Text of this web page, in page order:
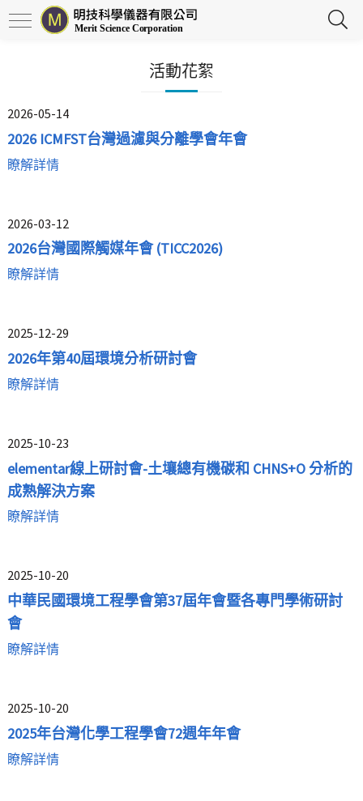
活動花絮
2026-05-14
2026 ICMFST台灣過濾與分離學會年會
瞭解詳情
2026-03-12
2026台灣國際觸媒年會 (TICC2026)
瞭解詳情
2025-12-29
2026年第40屆環境分析研討會
瞭解詳情
2025-10-23
elementar線上研討會-土壤總有機碳和 CHNS+O 分析的
成熟解決方案
瞭解詳情
2025-10-20
中華民國環境工程學會第37屆年會暨各專門學術研討
會
瞭解詳情
2025-10-20
2025年台灣化學工程學會72週年年會
瞭解詳情